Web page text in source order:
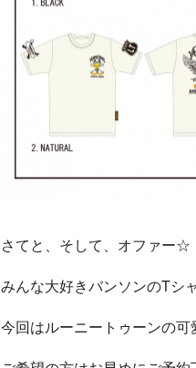
さてと、そして、オファー☆
みんな大好きバンソンのTシ
今回はルーニートゥーンの